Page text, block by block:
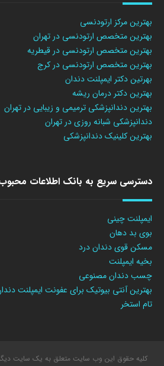
بهترین مرکز ارتودنسی
بهترین متخصص ارتودنسی در تهران
بهترین متخصص ارتودنسی در قیطریه
بهترین متخصص ارتودنسی در کرج
بهرتین دکتر ایمپلنت دندان
بهترین دکتر درمان ریشه
بهترین دندانپزشکی ترمیمی و زیبایی در تهران
دندانپزشکی شبانه روزی در تهران
بهترین کلینیک دندانپزشکی
دسترسی سریع به بانک اطلاعات
ایمپلنت چینی
بوی بد دهان
مسکن قوی دندان درد
بخیه ایمپلنت
چسب دندان مصنوعی
بهترین آنتی بیوتیک برای عفونت ایمپلنت
تام استخر
کلیه حقوق این وب سایت متعلق به یک سایت